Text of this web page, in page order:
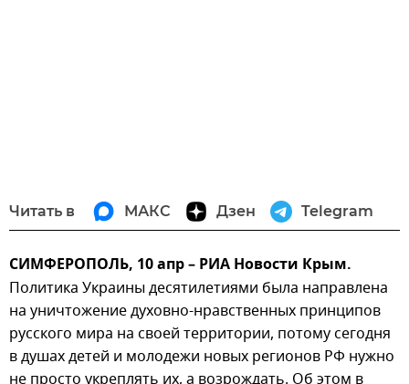
Читать в МАКС Дзен Telegram
СИМФЕРОПОЛЬ, 10 апр – РИА Новости Крым.
Политика Украины десятилетиями была направлена
на уничтожение духовно-нравственных принципов
русского мира на своей территории, потому сегодня
в душах детей и молодежи новых регионов РФ нужно
не просто укреплять их, а возрождать. Об этом в